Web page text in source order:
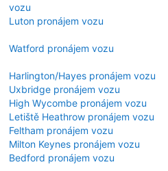
vozu
Luton pronájem vozu
Watford pronájem vozu
Harlington/Hayes pronájem vozu
Uxbridge pronájem vozu
High Wycombe pronájem vozu
Letiště Heathrow pronájem vozu
Feltham pronájem vozu
Milton Keynes pronájem vozu
Bedford pronájem vozu